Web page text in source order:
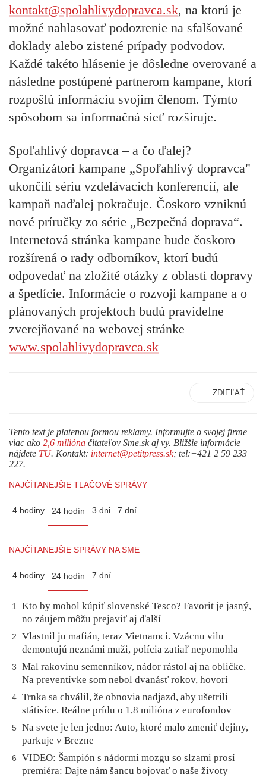
kontakt@spolahlivydopravca.sk, na ktorú je
možné nahlasovať podozrenie na sfalšované
doklady alebo zistené prípady podvodov.
Každé takéto hlásenie je dôsledne overované a
následne postúpené partnerom kampane, ktorí
rozpošlú informáciu svojim členom. Týmto
spôsobom sa informačná sieť rozširuje.
Spoľahlivý dopravca – a čo ďalej?
Organizátori kampane „Spoľahlivý dopravca"
ukončili sériu vzdelávacích konferencií, ale
kampaň naďalej pokračuje. Čoskoro vzniknú
nové príručky zo série „Bezpečná doprava“.
Internetová stránka kampane bude čoskoro
rozšírená o rady odborníkov, ktorí budú
odpovedať na zložité otázky z oblasti dopravy
a špedície. Informácie o rozvoji kampane a o
plánovaných projektoch budú pravidelne
zverejňované na webovej stránke
www.spolahlivydopravca.sk
ZDIEĽAŤ
Tento text je platenou formou reklamy. Informujte o svojej firme
viac ako 2,6 milióna čitateľov Sme.sk aj vy. Bližšie informácie
nájdete TU. Kontakt: internet@petitpress.sk; tel:+421 2 59 233
227.
NAJČÍTANEJŠIE TLAČOVÉ SPRÁVY
4 hodiny 24 hodín 3 dni 7 dní
NAJČÍTANEJŠIE SPRÁVY NA SME
4 hodiny 24 hodín 7 dní
1
Kto by mohol kúpiť slovenské Tesco? Favorit je jasný,
no záujem môžu prejaviť aj ďalší
2
Vlastnil ju mafián, teraz Vietnamci. Vzácnu vilu
demontujú neznámi muži, polícia zatiaľ nepomohla
3
Mal rakovinu semenníkov, nádor rástol aj na obličke.
Na preventívke som nebol dvanásť rokov, hovorí
4 Trnka sa chválil, že obnovia nadjazd, aby ušetrili
státisíce. Reálne prídu o 1,8 milióna z eurofondov
5
Na svete je len jedno: Auto, ktoré malo zmeniť dejiny,
parkuje v Brezne
6
VIDEO: Šampión s nádormi mozgu so slzami prosí
premiéra: Dajte nám šancu bojovať o naše životy